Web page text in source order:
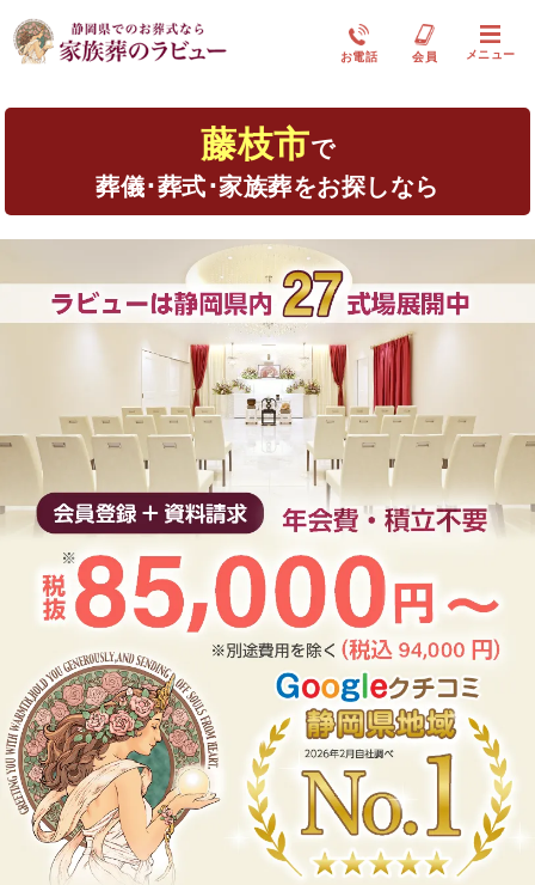
お電話 会員 メニュー
藤枝市で
葬儀･葬式･家族葬をお探しなら